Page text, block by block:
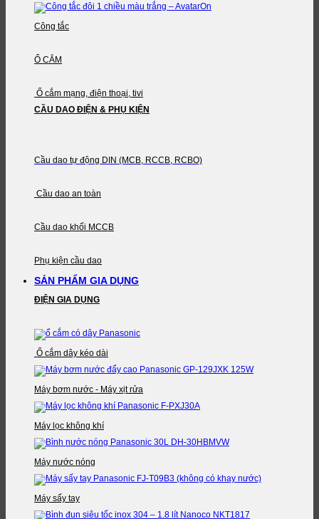
Công tắc
Ổ CẮM
Ổ cắm mạng, điện thoại, tivi
CẦU DAO ĐIỆN & PHỤ KIỆN
Cầu dao tự động DIN (MCB, RCCB, RCBO)
Cầu dao an toàn
Cầu dao khối MCCB
Phụ kiện cầu dao
SẢN PHẨM GIA DỤNG
ĐIỆN GIA DỤNG
Ổ cắm dây kéo dài
Máy bơm nước - Máy xịt rửa
Máy lọc không khí
Máy nước nóng
Máy sấy tay